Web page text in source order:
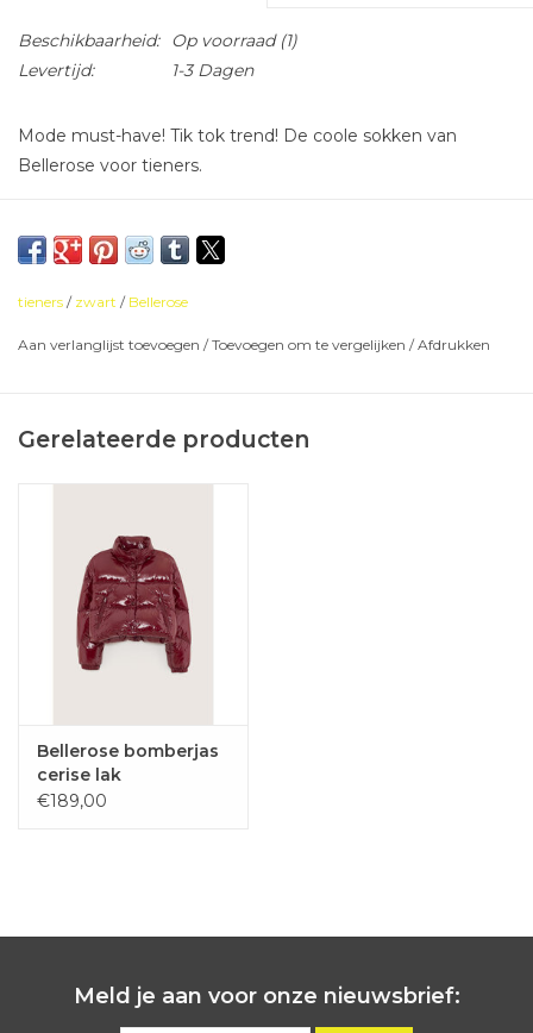
Beschikbaarheid: Op voorraad(1)
Levertijd:
1-3 Dagen
Mode must-have! Tik tok trend! De coole sokken van
Bellerose voor tieners.
tieners / zwart / Bellerose
Aan verlanglijst toevoegen /Toevoegen om te vergelijken /Afdrukken
Gerelateerde producten
Bellerose bomberjas
cerise lak
€189,00
Meld je aan voor onze nieuwsbrief: